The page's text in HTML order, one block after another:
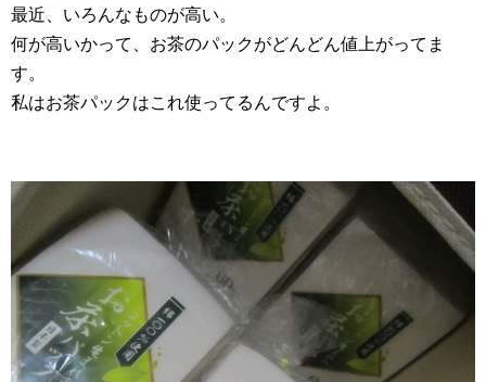
最近、いろんなものが高い。
何が高いかって、お茶のパックがどんどん値上がってま
す。
私はお茶パックはこれ使ってるんですよ。